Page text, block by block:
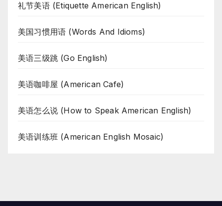
礼节美语 (Etiquette American English)
美国习惯用语 (Words And Idioms)
美语三级跳 (Go English)
美语咖啡屋 (American Cafe)
美语怎么说 (How to Speak American English)
美语训练班 (American English Mosaic)